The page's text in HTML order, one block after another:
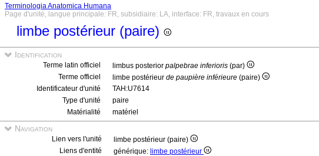
Terminologia Anatomica Humana
Page d'unité, langue principale: FR, subsidiaire: LA, interface: FR, travaux en cours
limbe postérieur (paire)
Identification
Terme latin officiel limbus posterior palpebrae inferioris (par)
Terme officiel
limbe postérieur de paupière inférieure (paire)
Identificateur d'unité
TAH:U7614
Type d'unité
paire
Matérialité
matériel
Navigation
Lien vers l'unité
limbe postérieur (paire)
Liens d'entité
générique: limbe postérieur